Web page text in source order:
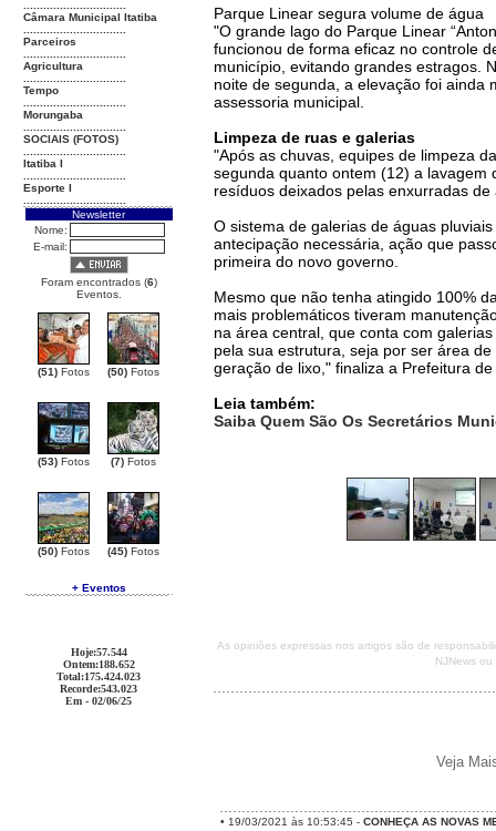
Câmara Municipal Itatiba
Parceiros
Agricultura
Tempo
Morungaba
SOCIAIS (FOTOS)
Itatiba I
Esporte I
Newsletter
Nome:
E-mail:
Foram encontrados (6)
Eventos.
(51) Fotos (50)Fotos
(53) Fotos (7)Fotos
(50) Fotos (45)Fotos
+ Eventos
Hoje:57.544
Ontem:188.652
Total:175.424.023
Recorde:543.023
Em - 02/06/25
Parque Linear segura volume de água
"O grande lago do Parque Linear
funcionou de forma eficaz no controle
município, evitando grandes estragos.
noite de segunda, a elevação foi ainda
assessoria municipal.
Limpeza de ruas e galerias
"Após as chuvas, equipes de limpeza
segunda quanto ontem (12) a
resíduos deixados pelas enxurradas de
O sistema de galerias de águas
antecipação necessária, ação que
primeira do novo governo.
Mesmo que não tenha atingido 100%
mais problemáticos tiveram
na área central, que conta com
pela sua estrutura, seja por ser área
geração de lixo," finaliza a Prefeitura
Leia também:
Saiba Quem São Os Secretários
As opiniões expressas nos artigos são de
NJNews
Veja
• 19/03/2021 às 10:53:45 - CONHEÇA AS NOVAS